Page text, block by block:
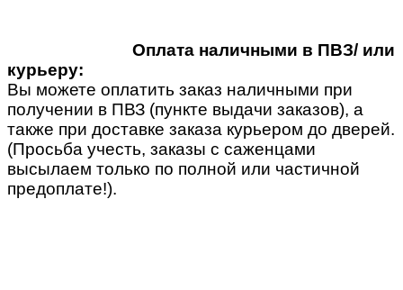
Оплата наличными в ПВЗ/ или
курьеру:
Вы можете оплатить заказ наличными при
получении в ПВЗ (пункте выдачи заказов), а
также при доставке заказа курьером до дверей.
(Просьба учесть, заказы с саженцами
высылаем только по полной или частичной
предоплате!).